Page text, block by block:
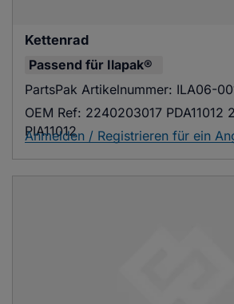
Kettenrad
Passend für Ilapak®
PartsPak Artikelnummer: ILA06-
OEM Ref: 2240203017 PDA11012
PIA11012
Anmelden / Registrieren für ein